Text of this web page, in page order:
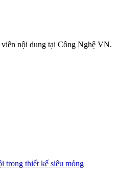
nội dung tại Công Nghệ VN.
trong thiết kế siêu mỏng